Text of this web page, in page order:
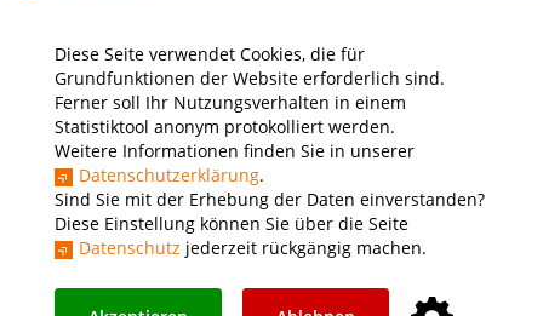
Diese Seite verwendet Cookies, die für
Grundfunktionen der Website erforderlich sind.
Ferner soll Ihr Nutzungsverhalten in einem
Statistiktool anonym protokolliert werden.
Weitere Informationen finden Sie in unserer
Datenschutzerklärung.
Sind Sie mit der Erhebung der Daten einverstanden?
Diese Einstellung können Sie über die Seite
Datenschutz jederzeit rückgängig machen.
Grundkompetenzen inklusiver Musikintervention
Weitere Angebote
Workshops
Vorbereitungskurs Studium
Ausbilderschein für Studierende der THWS
Sprachkurse
Presse